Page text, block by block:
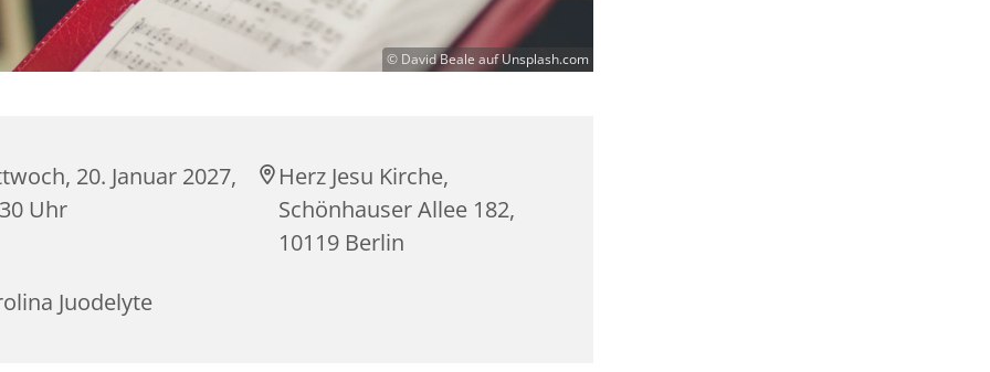
© David Beale auf Unsplash.com
20. Januar 2027,
Uhr
Herz Jesu Kirche,
Schönhauser Allee 182,
10119 Berlin
Juodelyte